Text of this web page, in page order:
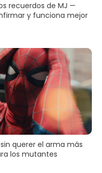
recuerdos de MJ —
y funciona mejor
querer el arma más
los mutantes